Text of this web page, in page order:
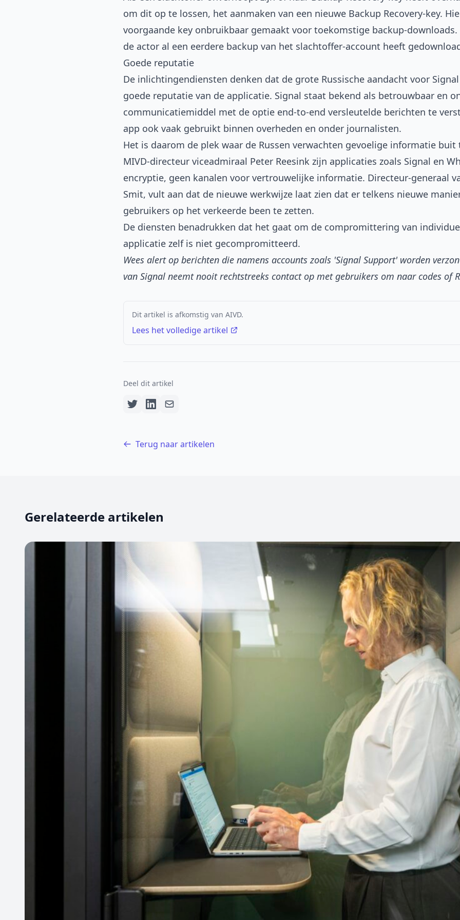
om dit op te lossen, het aanmaken van een nieuwe Backup Recovery-key.
voorgaande key onbruikbaar gemaakt voor toekomstige backup-
de actor al een eerdere backup van het slachtoffer-account heeft
Goede reputatie
De inlichtingendiensten denken dat de grote Russische aandacht voor
goede reputatie van de applicatie. Signal staat bekend als betrouwbaar en
communicatiemiddel met de optie end-to-end versleutelde berichten te
app ook vaak gebruikt binnen overheden en onder journalisten.
Het is daarom de plek waar de Russen verwachten gevoelige informatie buit
MIVD-directeur viceadmiraal Peter Reesink zijn applicaties zoals Signal en
encryptie, geen kanalen voor vertrouwelijke informatie. Directeur-generaal
Smit, vult aan dat de nieuwe werkwijze laat zien dat er telkens nieuwe
gebruikers op het verkeerde been te zetten.
De diensten benadrukken dat het gaat om de compromittering van
applicatie zelf is niet gecompromitteerd.
Wees alert op berichten die namens accounts zoals 'Signal Support' worden
van Signal neemt nooit rechtstreeks contact op met gebruikers om naar codes of
Dit artikel is afkomstig van AIVD.
Lees het volledige artikel
Deel dit artikel
Terug naar artikelen
Gerelateerde artikelen